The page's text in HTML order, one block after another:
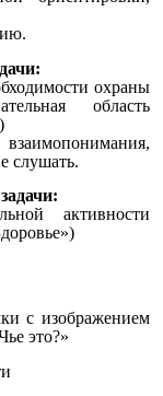
охраны
область
слушать.
активности
с изображением
это?»